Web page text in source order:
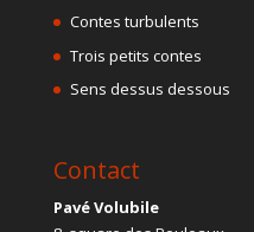
Contes turbulents
Trois petits contes
Sens dessus dessous
Contact
Pavé Volubile